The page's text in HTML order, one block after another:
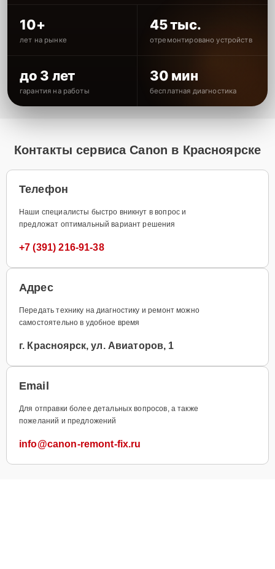
10+
лет на рынке
45 тыс.
отремонтировано устройств
до 3 лет
гарантия на работы
30 мин
бесплатная диагностика
Контакты сервиса Canon в Красноярске
Телефон
Наши специалисты быстро вникнут в вопрос и
предложат оптимальный вариант решения
+7 (391) 216-91-38
Адрес
Передать технику на диагностику и ремонт можно
самостоятельно в удобное время
г. Красноярск, ул. Авиаторов, 1
Email
Для отправки более детальных вопросов, а также
пожеланий и предложений
info@canon-remont-fix.ru